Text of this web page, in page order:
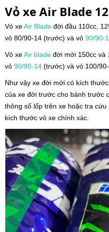
Vỏ xe Air Blade
Vỏ xeAir Blade đời đầu 110cc,
vỏ 80/90-14 (trước) và vỏ 90/90-
Vỏ xeAir blade đời mới 150cc và
vỏ 90/90-14 (trước) và vỏ 100/
Như vậy xe đời mới có kích
của xe đời trước cho bánh trước
thông số lốp trên xe hoặc tra
kích thước vỏ xe chính xác.